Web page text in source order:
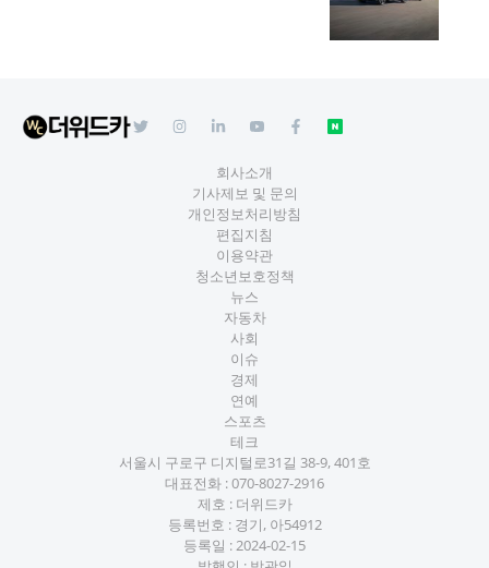
회사소개
기사제보 및 문의
개인정보처리방침
편집지침
이용약관
청소년보호정책
뉴스
자동차
사회
이슈
경제
연예
스포츠
테크
서울시 구로구 디지털로31길 38-9, 401호
대표전화 :070-8027-2916
제호 : 더위드카
등록번호 : 경기, 아54912
등록일 : 2024-02-15